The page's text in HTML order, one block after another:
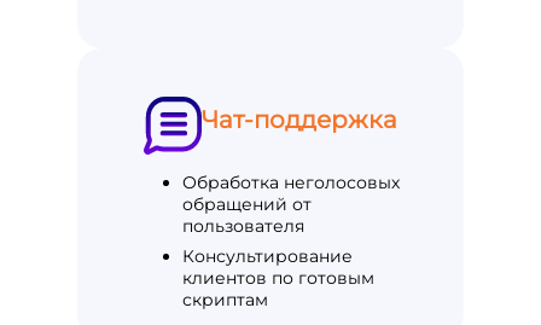
Чат-поддержка
Обработка неголосовых
обращений от
пользователя
Консультирование
клиентов по готовым
скриптам